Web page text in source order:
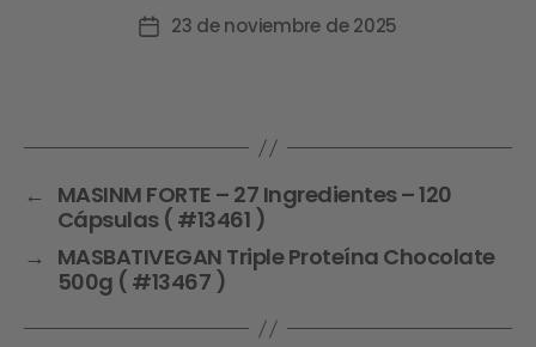
23 de noviembre de 2025
← MASINM FORTE – 27 Ingredientes – 120
Cápsulas ( #13461 )
→ MASBATIVEGAN Triple Proteína Chocolate
500g ( #13467 )